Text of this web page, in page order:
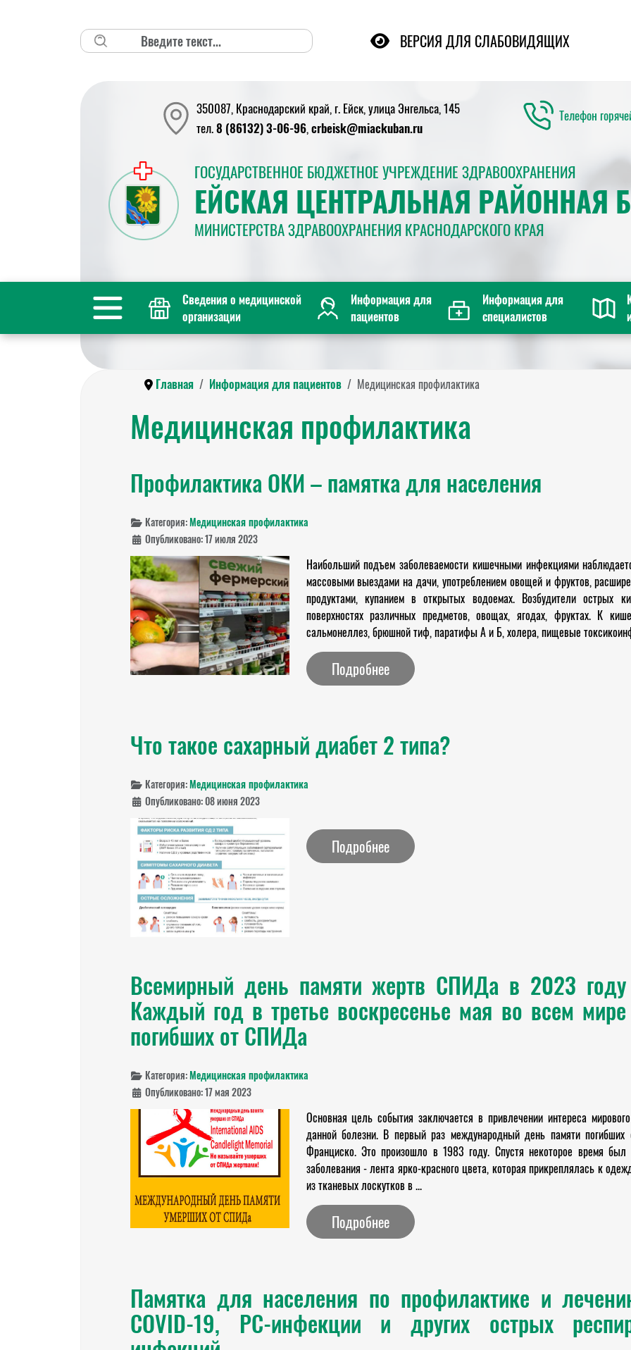
Поиск ВЕРСИЯ ДЛЯ СЛАБОВИДЯЩИХ
350087, Краснодарский край, г. Ейск, улица Энгельса, 145
тел.8 (86132) 3-06-96,crbeisk@miackuban.ru
Телефон
ГОСУДАРСТВЕННОЕ БЮДЖЕТНОЕ УЧРЕЖДЕНИЕ ЗДРАВООХРАНЕНИЯ
ЕЙСКАЯ ЦЕНТРАЛЬНАЯ РАЙОННАЯ
МИНИСТЕРСТВА ЗДРАВООХРАНЕНИЯ КРАСНОДАРСКОГО КРАЯ
Сведения о медицинской
организации
Информация для
пациентов
Информация для
специалистов
Главная Информация для пациентов Медицинская профилактика
Медицинская профилактика
Профилактика ОКИ – памятка для населения
Категория:Медицинская профилактика
Опубликовано: 17 июля 2023
Наибольший подъем заболеваемости кишечными инфекциями
массовыми выездами на дачи, употреблением овощей и фруктов,
продуктами, купанием в открытых водоемах. Возбудители острых
поверхностях различных предметов, овощах, ягодах, фруктах. К
сальмонеллез, брюшной тиф, паратифы А и Б, холера, пищевые
Подробнее
Что такое сахарный диабет 2 типа?
Категория:Медицинская профилактика
Опубликовано: 08 июня 2023
Подробнее
Всемирный день памяти жертв СПИДа в 2023 году
Каждый год в третье воскресенье мая во всем
погибших от СПИДа
Категория:Медицинская профилактика
Опубликовано: 17 мая 2023
Основная цель события заключается в привлечении интереса
данной болезни. В первый раз международный день памяти
Франциско. Это произошло в 1983 году. Спустя некоторое время
заболевания - лента ярко-красного цвета, которая прикреплялась к
из тканевых лоскутков в ...
Подробнее
Памятка для населения по профилактике и
COVID-19, РС-инфекции и других острых